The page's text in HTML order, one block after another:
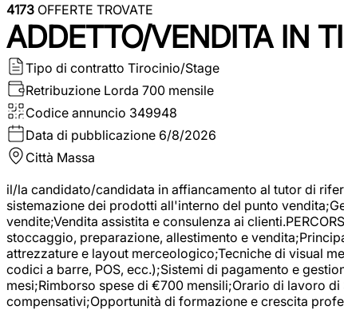
4173 OFFERTE TROVATE
ADDETTO/VENDITA IN
Tipo di contratto Tirocinio/Stage
Retribuzione Lorda 700 mensile
Codice annuncio 349948
Data di pubblicazione 6/8/2026
Città Massa
il/la candidato/candidata in affiancamento al tutor di
sistemazione dei prodotti all'interno del punto
vendite;Vendita assistita e consulenza ai
stoccaggio, preparazione, allestimento e
attrezzature e layout merceologico;Tecniche di visual
codici a barre, POS, ecc.);Sistemi di pagamento e
mesi;Rimborso spese di €700 mensili;Orario di lavoro
compensativi;Opportunità di formazione e crescita